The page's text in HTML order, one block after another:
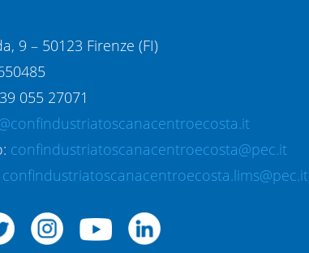
9 – 50123 Firenze (FI)
055 27071
confindustriatoscanacentroecosta@pec.it
confindustriatoscanacentroecosta.lims@pec.it